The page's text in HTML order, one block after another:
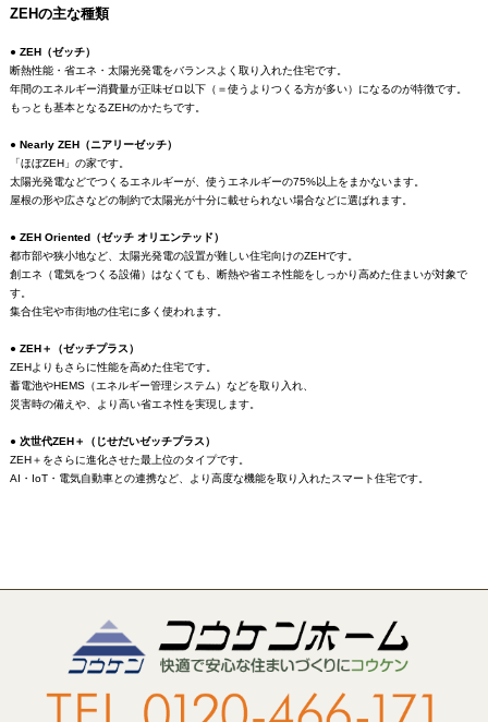
ZEHの主な種類
● ZEH（ゼッチ）
断熱性能・省エネ・太陽光発電をバランスよく取り入れた住宅です。
年間のエネルギー消費量が正味ゼロ以下（＝使うよりつくる方が多い）になるのが特徴です。
もっとも基本となるZEHのかたちです。
● Nearly ZEH（ニアリーゼッチ）
「ほぼZEH」の家です。
太陽光発電などでつくるエネルギーが、使うエネルギーの75%以上をまかないます。
屋根の形や広さなどの制約で太陽光が十分に載せられない場合などに選ばれます。
● ZEH Oriented（ゼッチ オリエンテッド）
都市部や狭小地など、太陽光発電の設置が難しい住宅向けのZEHです。
創エネ（電気をつくる設備）はなくても、断熱や省エネ性能をしっかり高めた住まいが対象で
す。
集合住宅や市街地の住宅に多く使われます。
● ZEH＋（ゼッチプラス）
ZEHよりもさらに性能を高めた住宅です。
蓄電池やHEMS（エネルギー管理システム）などを取り入れ、
災害時の備えや、より高い省エネ性を実現します。
● 次世代ZEH＋（じせだいゼッチプラス）
ZEH＋をさらに進化させた最上位のタイプです。
AI・IoT・電気自動車との連携など、より高度な機能を取り入れたスマート住宅です。